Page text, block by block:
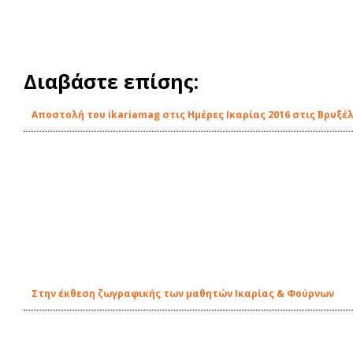
Διαβάστε επίσης:
Αποστολή του ikariamag στις Ημέρες Ικαρίας 2016 στις
Στην έκθεση ζωγραφικής των μαθητών Ικαρίας & Φούρνων